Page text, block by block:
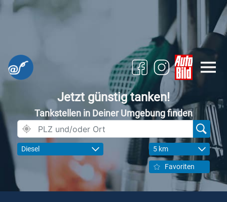
Jetzt günstig tanken!
Tankstellen in Deiner Umgebung finden
Diesel 5 km
Favoriten